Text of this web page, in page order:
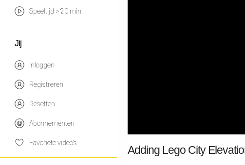
Speeltijd > 20 min.
Jij
Inloggen
Registreren
Resetten
Abonnementen
Favoriete video's
Adding Lego City